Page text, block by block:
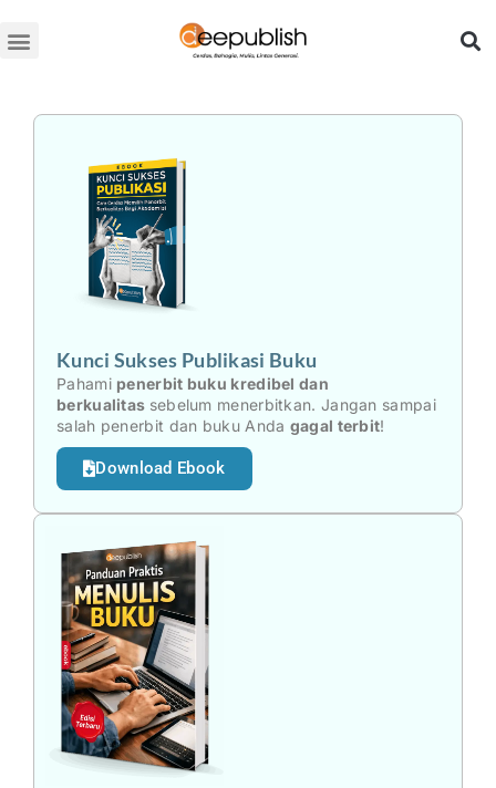
ke
Kunci Sukses Publikasi Buku
Pahami penerbit buku kredibel dan
berkualitas sebelum menerbitkan. Jangan sampai
salah penerbit dan buku Anda gagal terbit!
Download Ebook